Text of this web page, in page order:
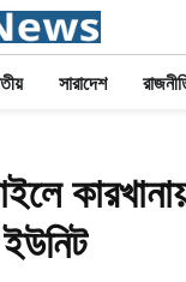
সারাদেশ
ইউনিট